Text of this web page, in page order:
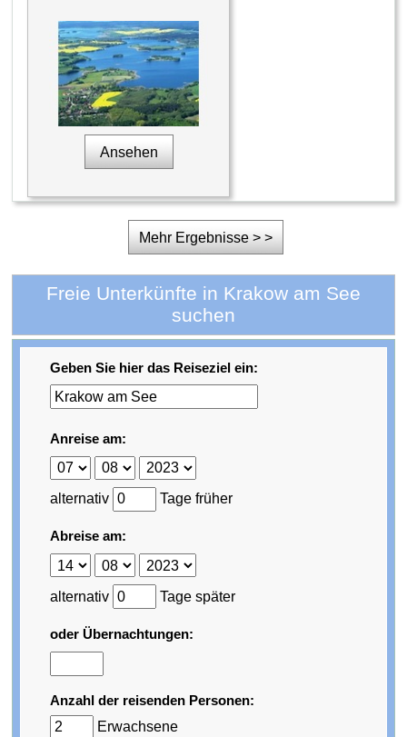
Ansehen
Mehr Ergebnisse > >
Freie Unterkünfte in Krakow am See
suchen
Geben Sie hier das Reiseziel ein:
Anreise am:
alternativ Tage früher
Abreise am:
alternativ Tage später
oder Übernachtungen:
Anzahl der reisenden Personen:
Erwachsene